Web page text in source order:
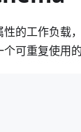
的工作负载
可重复使用